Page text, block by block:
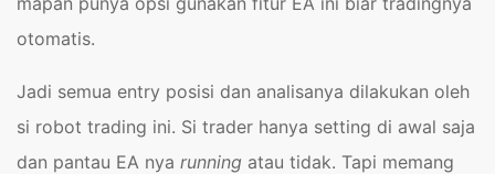
otomatis.
Jadi semua entry posisi dan analisanya dilakukan oleh
si robot trading ini. Si trader hanya setting di awal saja
dan pantau EA nya running atau tidak. Tapi memang